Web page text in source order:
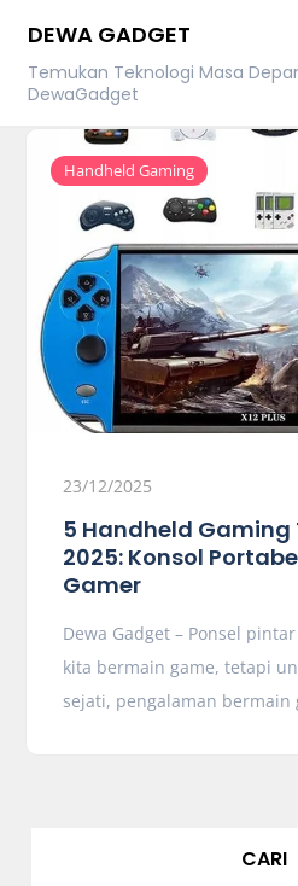
content
DEWA GADGET
Temukan Teknologi Masa
DewaGadget
Handheld Gaming
23/12/2025
5 Handheld Gaming
2025: Konsol
Gamer
Dewa Gadget – Ponsel
kita bermain game, tetapi
sejati, pengalaman bermain
CARI